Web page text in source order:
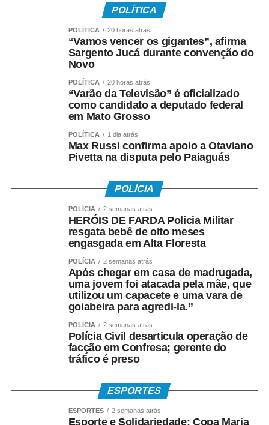
POLÍTICA
POLÍTICA 20 horas atrás
“Vamos vencer os gigantes”, afirma
Sargento Jucá durante convenção do
Novo
POLÍTICA 20 horas atrás
“Varão da Televisão” é oficializado
como candidato a deputado federal
em Mato Grosso
POLÍTICA 1 dia atrás
Max Russi confirma apoio a Otaviano
Pivetta na disputa pelo Paiaguás
POLÍCIA
POLÍCIA 2 semanas atrás
HERÓIS DE FARDA Polícia Militar
resgata bebê de oito meses
engasgada em Alta Floresta
POLÍCIA 2 semanas atrás
Após chegar em casa de madrugada,
uma jovem foi atacada pela mãe, que
utilizou um capacete e uma vara de
goiabeira para agredi-la.”
POLÍCIA 2 semanas atrás
Polícia Civil desarticula operação de
facção em Confresa; gerente do
tráfico é preso
ESPORTES
ESPORTES 2 semanas atrás
Esporte e Solidariedade: Copa Maria